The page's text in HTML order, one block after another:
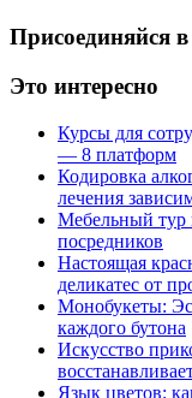
Присоединяйся
Это интересно
Курсы для
— 8 платформ
Кодировка
лечения
Мебельный тур
посредников
Настоящая
деликатес от
Монобукеты:
каждого бутона
Искусство
Язык цветов: